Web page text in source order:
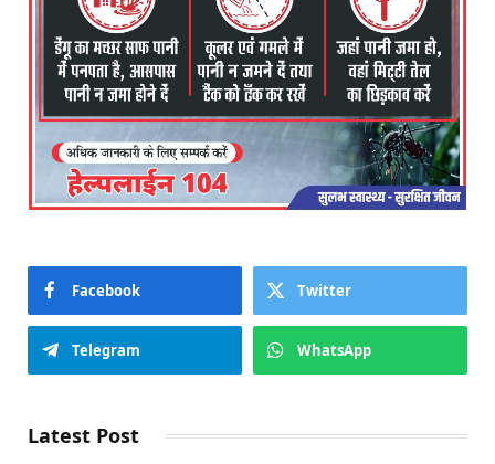
Facebook Twitter
Telegram WhatsApp
Latest Post